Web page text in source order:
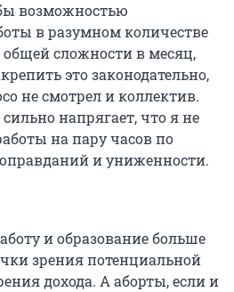
возможностью
в разумном количестве
сложности в месяц,
это законодательно,
не смотрел и коллектив.
напрягает, что я не
на пару часов по
и униженности.
и образование больше
зрения потенциальной
дохода. А аборты, если и